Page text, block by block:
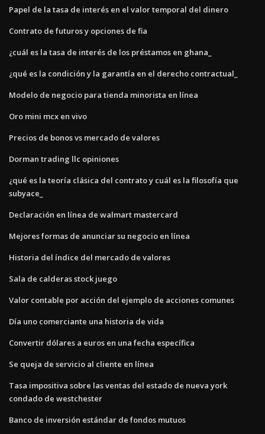
Papel de la tasa de interés en el valor temporal del dinero
Contrato de futuros y opciones de fia
¿cuál es la tasa de interés de los préstamos en ghana_
¿qué es la condición y la garantía en el derecho contractual_
Modelo de negocio para tienda minorista en línea
Oro mini mcx en vivo
Precios de bonos vs mercado de valores
Dorman trading llc opiniones
¿qué es la teoría clásica del contrato y cuál es la filosofía que
subyace_
Declaración en línea de walmart mastercard
Mejores formas de anunciar su negocio en línea
Historia del índice del mercado de valores
Sala de calderas stock juego
Valor contable por acción del ejemplo de acciones comunes
Día uno comerciante una historia de vida
Convertir dólares a euros en una fecha específica
Se queja de servicio al cliente en línea
Tasa impositiva sobre las ventas del estado de nueva york
condado de westchester
Banco de inversión estándar de fondos mutuos